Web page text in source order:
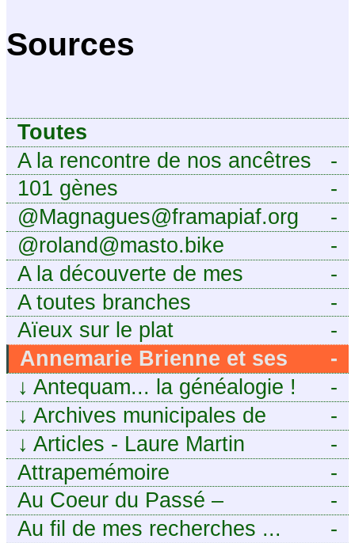
Sources
Toutes
-
A la rencontre de nos ancêtres
-
101 gènes
-
@Magnagues@framapiaf.org
-
@roland@masto.bike
-
A la découverte de mes
ancêtres
-
A toutes branches
-
Aïeux sur le plat
-
Annemarie Brienne et ses
challenges de A à Z
-
↓ Antequam... la généalogie !
-
↓ Archives municipales de
Montpellier
-
↓ Articles - Laure Martin
-
Attrapemémoire
-
Au Coeur du Passé –
Généalogie Familiale
-
Au fil de mes recherches ...